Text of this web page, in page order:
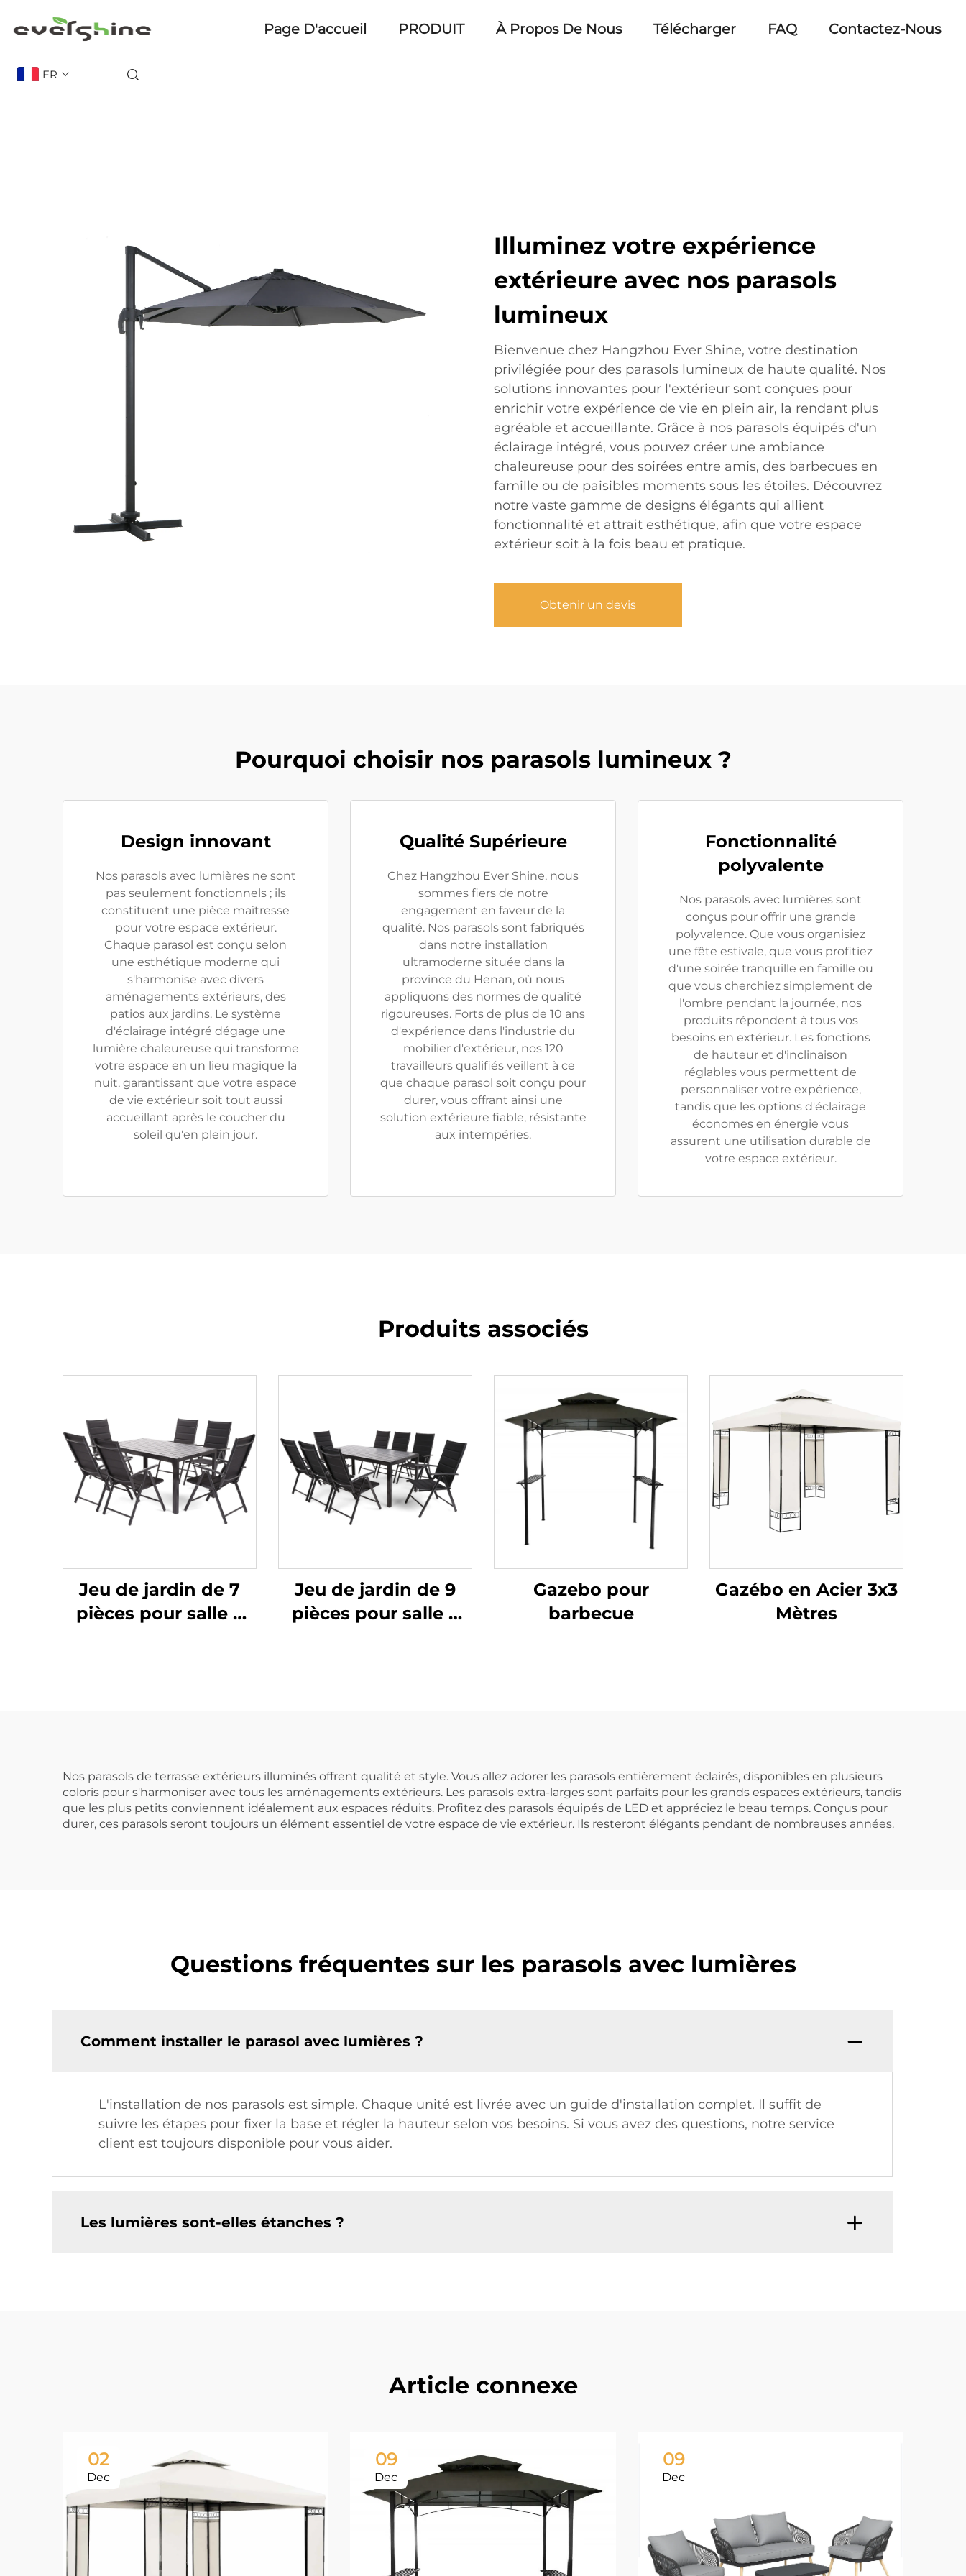
Page D'accueil PRODUIT À Propos De Nous Télécharger FAQ Contactez-Nous
FR
Illuminez votre expérience
extérieure avec nos parasols
lumineux
Bienvenue chez Hangzhou Ever Shine, votre destination
privilégiée pour des parasols lumineux de haute qualité. Nos
solutions innovantes pour l'extérieur sont conçues pour
enrichir votre expérience de vie en plein air, la rendant plus
agréable et accueillante. Grâce à nos parasols équipés d'un
éclairage intégré, vous pouvez créer une ambiance
chaleureuse pour des soirées entre amis, des barbecues en
famille ou de paisibles moments sous les étoiles. Découvrez
notre vaste gamme de designs élégants qui allient
fonctionnalité et attrait esthétique, afin que votre espace
extérieur soit à la fois beau et pratique.
Obtenir un devis
Pourquoi choisir nos parasols lumineux ?
Design innovant
Nos parasols avec lumières ne sont
pas seulement fonctionnels ; ils
constituent une pièce maîtresse
pour votre espace extérieur.
Chaque parasol est conçu selon
une esthétique moderne qui
s'harmonise avec divers
aménagements extérieurs, des
patios aux jardins. Le système
d'éclairage intégré dégage une
lumière chaleureuse qui transforme
votre espace en un lieu magique la
nuit, garantissant que votre espace
de vie extérieur soit tout aussi
accueillant après le coucher du
soleil qu'en plein jour.
Qualité Supérieure
Chez Hangzhou Ever Shine, nous
sommes fiers de notre
engagement en faveur de la
qualité. Nos parasols sont fabriqués
dans notre installation
ultramoderne située dans la
province du Henan, où nous
appliquons des normes de qualité
rigoureuses. Forts de plus de 10 ans
d'expérience dans l'industrie du
mobilier d'extérieur, nos 120
travailleurs qualifiés veillent à ce
que chaque parasol soit conçu pour
durer, vous offrant ainsi une
solution extérieure fiable, résistante
aux intempéries.
Fonctionnalité
polyvalente
Nos parasols avec lumières sont
conçus pour offrir une grande
polyvalence. Que vous organisiez
une fête estivale, que vous profitiez
d'une soirée tranquille en famille ou
que vous cherchiez simplement de
l'ombre pendant la journée, nos
produits répondent à tous vos
besoins en extérieur. Les fonctions
de hauteur et d'inclinaison
réglables vous permettent de
personnaliser votre expérience,
tandis que les options d'éclairage
économes en énergie vous
assurent une utilisation durable de
votre espace extérieur.
Produits associés
Jeu de jardin de 7
pièces pour salle à
Jeu de jardin de 9
pièces pour salle à
Gazebo pour
barbecue
Gazébo en Acier 3x3
Mètres
Nos parasols de terrasse extérieurs illuminés offrent qualité et style. Vous allez adorer les parasols entièrement éclairés, disponibles en plusieurs
coloris pour s'harmoniser avec tous les aménagements extérieurs. Les parasols extra-larges sont parfaits pour les grands espaces extérieurs, tandis
que les plus petits conviennent idéalement aux espaces réduits. Profitez des parasols équipés de LED et appréciez le beau temps. Conçus pour
durer, ces parasols seront toujours un élément essentiel de votre espace de vie extérieur. Ils resteront élégants pendant de nombreuses années.
Questions fréquentes sur les parasols avec lumières
Comment installer le parasol avec lumières ?
L'installation de nos parasols est simple. Chaque unité est livrée avec un guide d'installation complet. Il suffit de
suivre les étapes pour fixer la base et régler la hauteur selon vos besoins. Si vous avez des questions, notre service
client est toujours disponible pour vous aider.
Les lumières sont-elles étanches ?
Article connexe
02
Dec
09
Dec
09
Dec